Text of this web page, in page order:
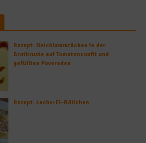
Rezept: Deichlammrücken in der
Brotkruste auf Tomatenconfit und
gefüllten Poveraden
Rezept: Lachs-Ei-Röllchen